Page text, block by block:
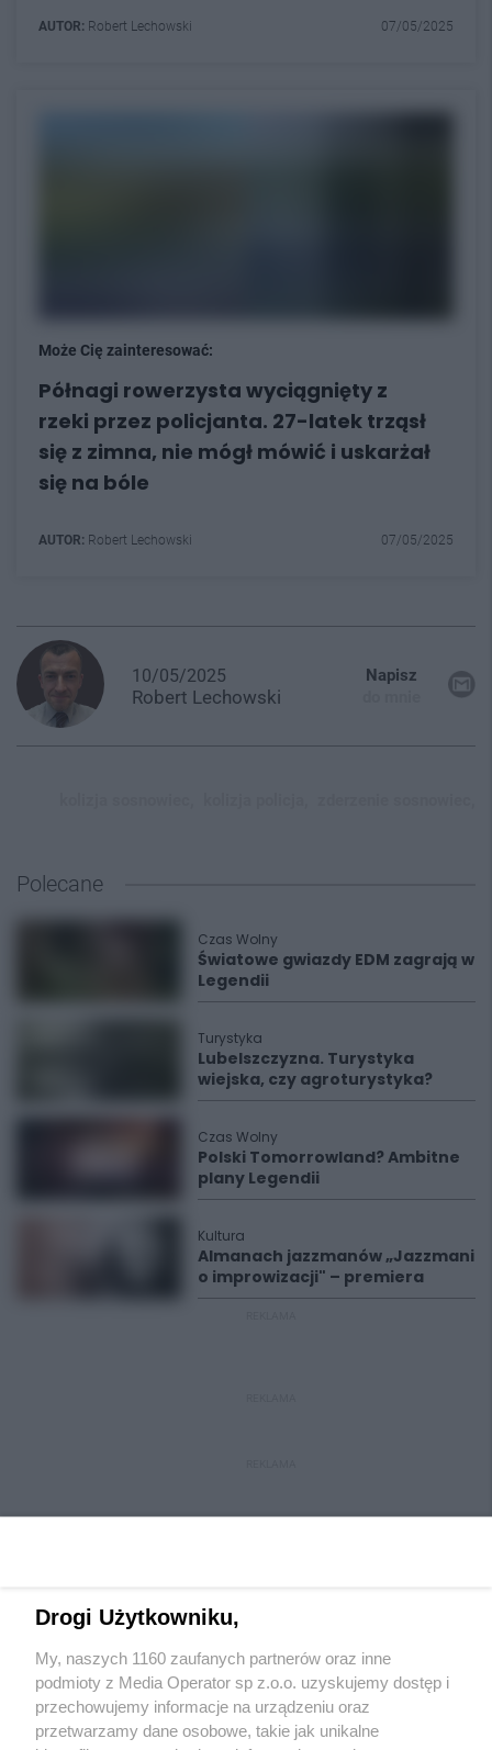
AUTOR: Robert Lechowski 07/05/2025
Może Cię zainteresować:
Półnagi rowerzysta wyciągnięty z
rzeki przez policjanta. 27-latek trząsł
się z zimna, nie mógł mówić i uskarżał
się na bóle
AUTOR: Robert Lechowski 07/05/2025
10/05/2025
Robert Lechowski
Napisz
Polecane
Czas Wolny
Światowe gwiazdy EDM zagrają w
Legendii
Turystyka
Lubelszczyzna. Turystyka
wiejska, czy agroturystyka?
Czas Wolny
Polski Tomorrowland? Ambitne
plany Legendii
Kultura
Almanach jazzmanów „Jazzmani
o improwizacji" – premiera
Wydawca mediówlokalnych
Drogi Użytkowniku,
My, naszych 1160 zaufanych partnerów oraz inne
podmioty z Media Operator sp z.o.o. uzyskujemy dostęp i
przechowujemy informacje na urządzeniu oraz
przetwarzamy dane osobowe, takie jak unikalne